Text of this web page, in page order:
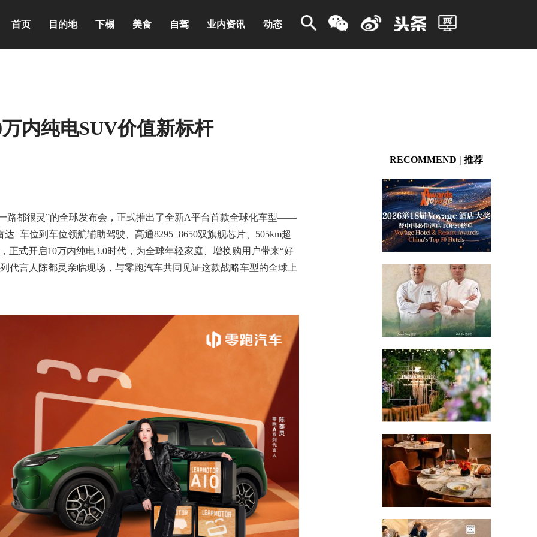
首页 目的地 下榻 美食 自驾 业内资讯 动态
内纯电SUV价值新标杆
路都很灵”的全球发布会，正式推出了全新A平台首款全球化车型——
+车位到车位领航辅助驾驶、高通8295+8650双旗舰芯片、505km超
正式开启10万内纯电3.0时代，为全球年轻家庭、增换购用户带来“好
代言人陈都灵亲临现场，与零跑汽车共同见证这款战略车型的全球上
RECOMMEND | 推荐